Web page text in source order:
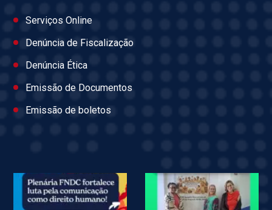
Serviços Online
Denúncia de Fiscalização
Denúncia Ética
Emissão de Documentos
Emissão de boletos